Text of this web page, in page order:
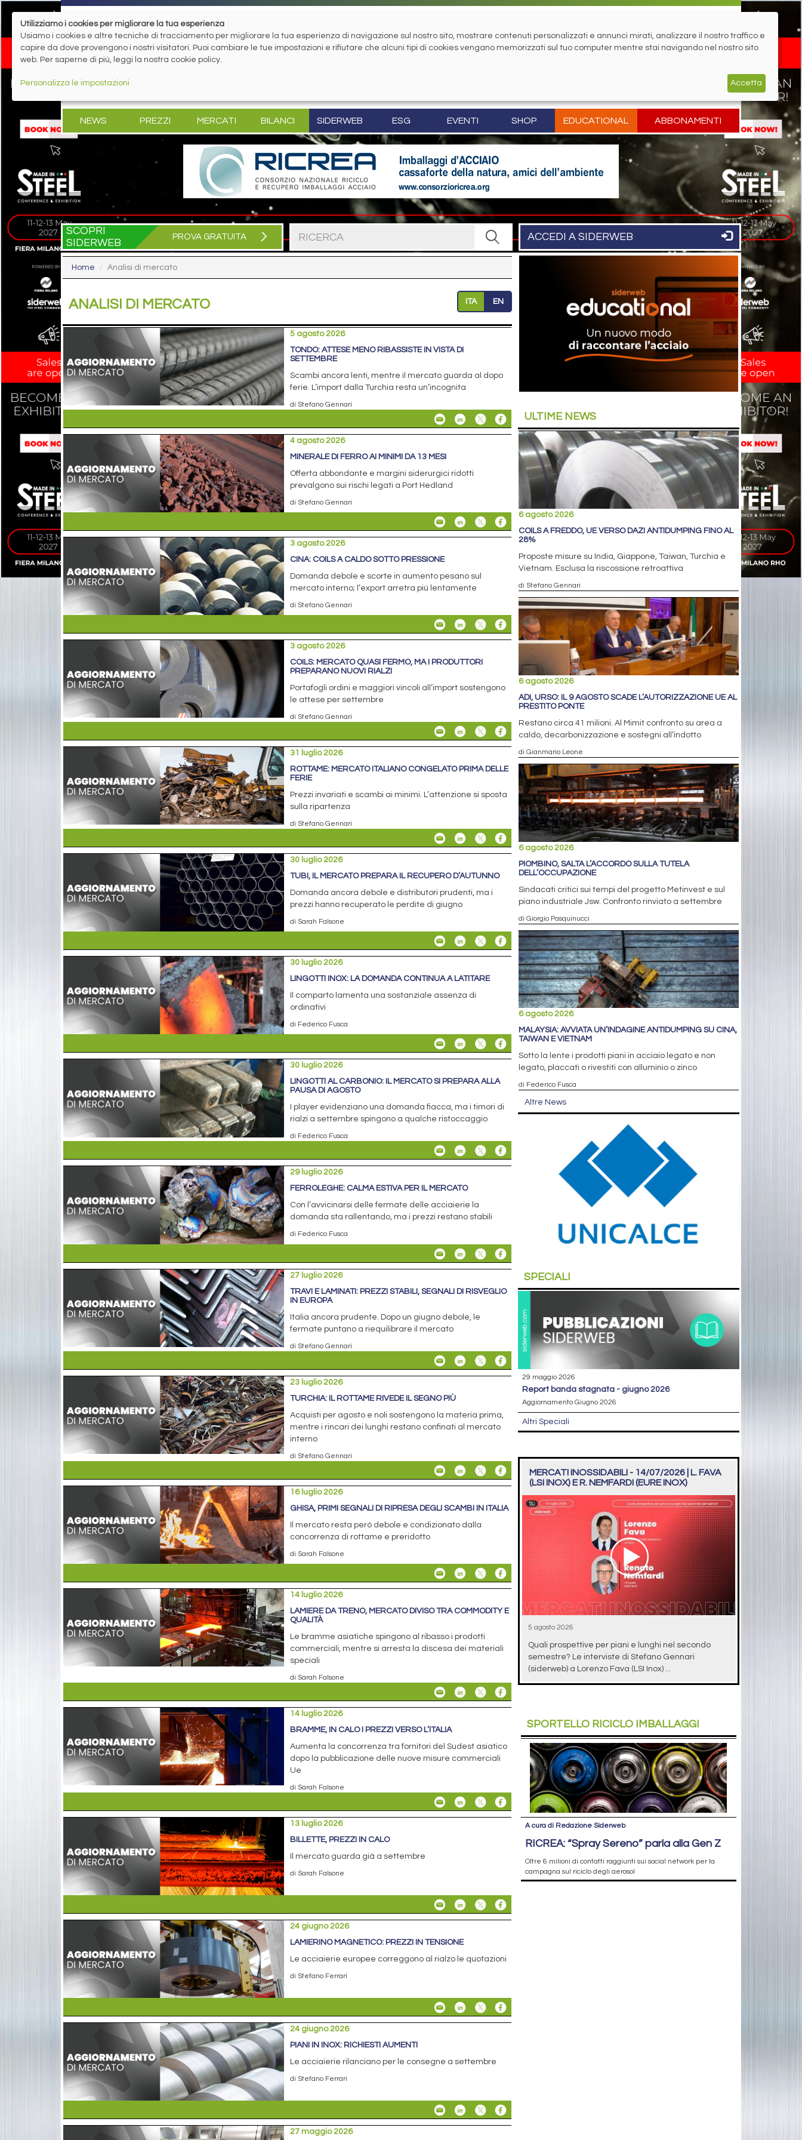
NEWS PREZZI MERCATI BILANCI SIDERWEB ESG EVENTI SHOP EDUCATIONAL ABBONAMENTI
SCOPRI
SIDERWEB
PROVA GRATUITA ACCEDI A SIDERWEB
Home Analisi di mercato
ANALISI DI MERCATO ITA EN
5 agosto 2026
TONDO: ATTESE MENO RIBASSISTE IN VISTA DI
SETTEMBRE
Scambi ancora lenti, mentre il mercato guarda al dopo
ferie. L’import dalla Turchia resta un’incognita
di Stefano Gennari
4 agosto 2026
MINERALE DI FERRO AI MINIMI DA 13 MESI
Offerta abbondante e margini siderurgici ridotti
prevalgono sui rischi legati a Port Hedland
di Stefano Gennari
3 agosto 2026
CINA: COILS A CALDO SOTTO PRESSIONE
Domanda debole e scorte in aumento pesano sul
mercato interno; l’export arretra più lentamente
di Stefano Gennari
3 agosto 2026
COILS: MERCATO QUASI FERMO, MA I PRODUTTORI
PREPARANO NUOVI RIALZI
Portafogli ordini e maggiori vincoli all’import sostengono
le attese per settembre
di Stefano Gennari
31 luglio 2026
ROTTAME: MERCATO ITALIANO CONGELATO PRIMA DELLE
FERIE
Prezzi invariati e scambi ai minimi. L’attenzione si sposta
sulla ripartenza
di Stefano Gennari
30 luglio 2026
TUBI, IL MERCATO PREPARA IL RECUPERO D’AUTUNNO
Domanda ancora debole e distributori prudenti, ma i
prezzi hanno recuperato le perdite di giugno
di Sarah Falsone
30 luglio 2026
LINGOTTI INOX: LA DOMANDA CONTINUA A LATITARE
Il comparto lamenta una sostanziale assenza di
ordinativi
di Federico Fusca
30 luglio 2026
LINGOTTI AL CARBONIO: IL MERCATO SI PREPARA ALLA
PAUSA DI AGOSTO
I player evidenziano una domanda fiacca, ma i timori di
rialzi a settembre spingono a qualche ristoccaggio
di Federico Fusca
29 luglio 2026
FERROLEGHE: CALMA ESTIVA PER IL MERCATO
Con l’avvicinarsi delle fermate delle acciaierie la
domanda sta rallentando, ma i prezzi restano stabili
di Federico Fusca
27 luglio 2026
TRAVI E LAMINATI: PREZZI STABILI, SEGNALI DI RISVEGLIO
IN EUROPA
Italia ancora prudente. Dopo un giugno debole, le
fermate puntano a riequilibrare il mercato
di Stefano Gennari
23 luglio 2026
TURCHIA: IL ROTTAME RIVEDE IL SEGNO PIÙ
Acquisti per agosto e noli sostengono la materia prima,
mentre i rincari dei lunghi restano confinati al mercato
interno
di Stefano Gennari
16 luglio 2026
GHISA, PRIMI SEGNALI DI RIPRESA DEGLI SCAMBI IN ITALIA
Il mercato resta però debole e condizionato dalla
concorrenza di rottame e preridotto
di Sarah Falsone
14 luglio 2026
LAMIERE DA TRENO, MERCATO DIVISO TRA COMMODITY E
QUALITÀ
Le bramme asiatiche spingono al ribasso i prodotti
commerciali, mentre si arresta la discesa dei materiali
speciali
di Sarah Falsone
14 luglio 2026
BRAMME, IN CALO I PREZZI VERSO L’ITALIA
Aumenta la concorrenza tra fornitori del Sudest asiatico
dopo la pubblicazione delle nuove misure commerciali
Ue
di Sarah Falsone
13 luglio 2026
BILLETTE, PREZZI IN CALO
Il mercato guarda già a settembre
di Sarah Falsone
24 giugno 2026
LAMIERINO MAGNETICO: PREZZI IN TENSIONE
Le acciaierie europee correggono al rialzo le quotazioni
di Stefano Ferrari
24 giugno 2026
PIANI IN INOX: RICHIESTI AUMENTI
Le acciaierie rilanciano per le consegne a settembre
di Stefano Ferrari
27 maggio 2026
ULTIME NEWS
6 agosto 2026
COILS A FREDDO, UE VERSO DAZI ANTIDUMPING FINO AL
28%
Proposte misure su India, Giappone, Taiwan, Turchia e
Vietnam. Esclusa la riscossione retroattiva
di Stefano Gennari
6 agosto 2026
ADI, URSO: IL 9 AGOSTO SCADE L’AUTORIZZAZIONE UE AL
PRESTITO PONTE
Restano circa 41 milioni. Al Mimit confronto su area a
caldo, decarbonizzazione e sostegni all’indotto
di Gianmario Leone
6 agosto 2026
PIOMBINO, SALTA L’ACCORDO SULLA TUTELA
DELL’OCCUPAZIONE
Sindacati critici sui tempi del progetto Metinvest e sul
piano industriale Jsw. Confronto rinviato a settembre
di Giorgio Pasquinucci
6 agosto 2026
MALAYSIA: AVVIATA UN’INDAGINE ANTIDUMPING SU CINA,
TAIWAN E VIETNAM
Sotto la lente i prodotti piani in acciaio legato e non
legato, placcati o rivestiti con alluminio o zinco
di Federico Fusca
Altre News
SPECIALI
29 maggio 2026
report banda stagnata - giugno 2026
Aggiornamento Giugno 2026
Altri Speciali
MERCATI INOSSIDABILI - 14/07/2026 | L. FAVA
(LSI INOX) E R. NEMFARDI (EURE INOX)
5 agosto 2026
Quali prospettive per piani e lunghi nel secondo
semestre? Le interviste di Stefano Gennari
(siderweb) a Lorenzo Fava (LSI Inox) ...
SPORTELLORICICLO IMBALLAGGI
A cura di Redazione Siderweb
RICREA: “Spray Sereno” parla alla Gen Z
Oltre 6 milioni di contatti raggiunti sui social network per la
campagna sul riciclo degli aerosol
Utilizziamo i cookies per migliorare la tua esperienza
Usiamo i cookies e altre tecniche di tracciamento per migliorare la tua esperienza di navigazione sul nostro sito, mostrare contenuti personalizzati e annunci mirati, analizzare il nostro traffico e
capire da dove provengono i nostri visitatori. Puoi cambiare le tue impostazioni e rifiutare che alcuni tipi di cookies vengano memorizzati sul tuo computer mentre stai navigando nel nostro sito
web. Per saperne di più, leggi la nostra cookie policy.
Personalizza le impostazioni Accetta